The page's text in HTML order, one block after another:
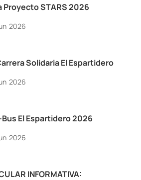
Proyecto STARS 2026
2026
Solidaria El Espartidero
2026
El Espartidero 2026
2026
INFORMATIVA: